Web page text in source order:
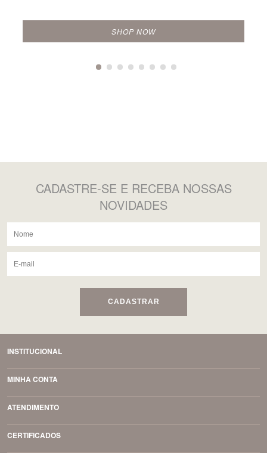
SHOP NOW
CADASTRE-SE E RECEBA NOSSAS
NOVIDADES
CADASTRAR
INSTITUCIONAL
MINHA CONTA
ATENDIMENTO
CERTIFICADOS